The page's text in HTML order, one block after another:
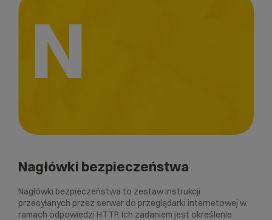
N
Nagłówki bezpieczeństwa
Nagłówki bezpieczeństwa to zestaw instrukcji
przesyłanych przez serwer do przeglądarki internetowej w
ramach odpowiedzi HTTP. Ich zadaniem jest określenie